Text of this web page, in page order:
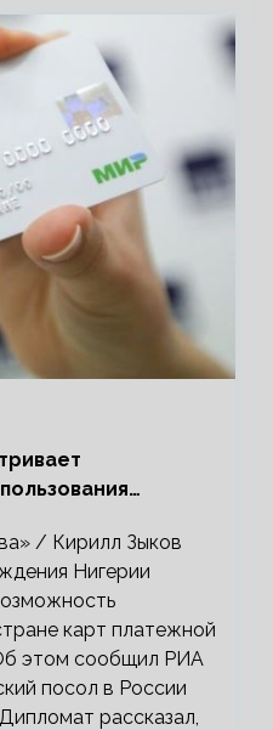
/ Кирилл Зыков
Нигерии
карт платежной
этом сообщил РИА
посол в России
рассказал,